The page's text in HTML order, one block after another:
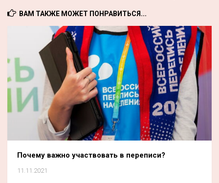
ВАМ ТАКЖЕ МОЖЕТ ПОНРАВИТЬСЯ...
Почему важно участвовать в переписи?
11.11.2021